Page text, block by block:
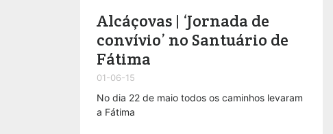
Alcáçovas | ‘Jornada de
convívio’ no Santuário de
Fátima
01-06-15
No dia 22 de maio todos os caminhos levaram
a Fátima